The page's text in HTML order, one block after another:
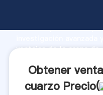
fuerte capacidad de
ventajas de la arena
Obtener
cuarzo Precio(